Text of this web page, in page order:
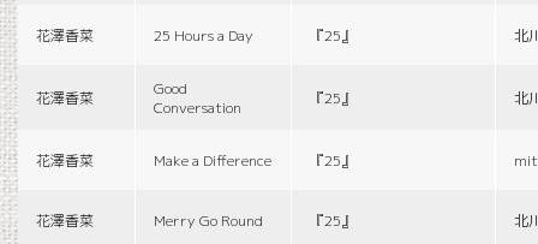
花澤香菜 25 Hours a Day 『25』 北
花澤香菜
Good
Conversation
『25』 北
花澤香菜 Make a Difference 『25』
花澤香菜 Merry Go Round 『25』 北